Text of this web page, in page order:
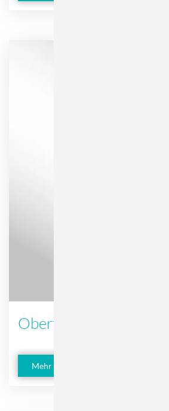
Oberflächenbehandlung
Mehr erfahren